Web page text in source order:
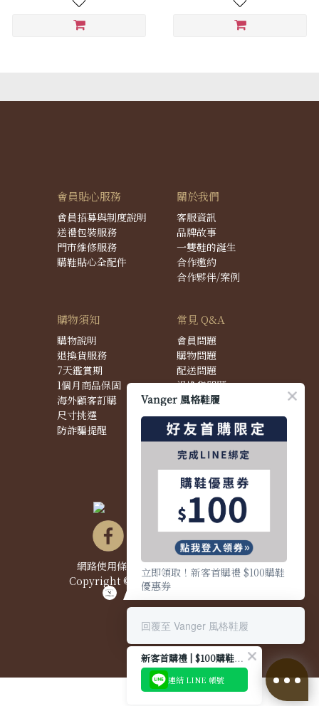
會員貼心服務
會員招募與制度說明
送禮包裝服務
門市維修服務
購鞋貼心全配件
關於我們
客服資訊
品牌故事
一雙鞋的誕生
合作邀約
合作夥伴/案例
購物須知
購物說明
退換貨服務
7天鑑賞期
1個月商品保固
海外顧客訂購
尺寸挑選
防詐騙提醒
常見 Q&A
會員問題
購物問題
配送問題
退換貨問題
商品問題
網路使用條款&政策|隱私權聲明|
Copyright © 2021 Vanger 風格鞋履
Vanger 風格鞋履
立即領取！新客首購禮 $100購鞋
優惠券
回覆至 Vanger 風格鞋履
新客首購禮 | $100購鞋優惠券
連結 LINE 帳號